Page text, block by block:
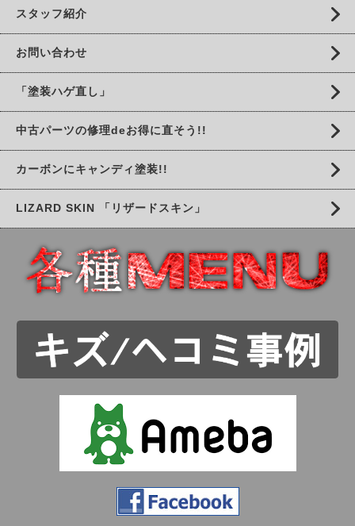
スタッフ紹介
お問い合わせ
「塗装ハゲ直し」
中古パーツの修理deお得に直そう!!
カーボンにキャンディ塗装!!
LIZARD SKIN 「リザードスキン」